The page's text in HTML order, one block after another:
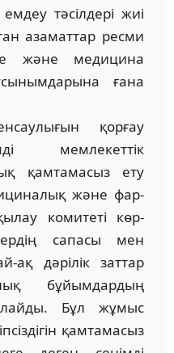
тәсілдері жиі
азаматтар ресми
және медицина
ғана
қорғау
мемлекеттік
қамта­ма­сыз ету
және фар­
комитеті көр­
сапасы мен
ақ дәрілік заттар
бұйым­дардың
Бұл жұ­мыс
қамтамасыз